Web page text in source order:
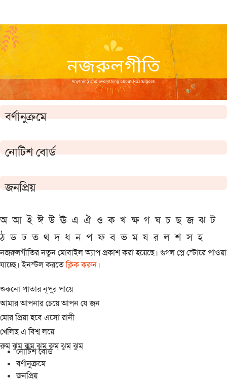
বর্ণানুক্রমে
নোটিশ বোর্ড
জনপ্রিয়
অ আ ই ঈ উ ঊ এ ঐ ও ক খ ক্ষ গ ঘ চ ছ জ ঝ ট
ঠ ড ঢ ত থ দ ধ ন প ফ ব ভ ম য র ল শ স হ
নজরুলগীতির নতুন মোবাইল অ্যাপ প্রকাশ করা হয়েছে। গুগল প্লে স্টোরে পাওয়া
যাচ্ছে। ইনস্টল করতেক্লিক করুন।
শুকনো পাতার নূপুর পায়ে
আমার আপনার চেয়ে আপন যে জন
মোর প্রিয়া হবে এসো রানী
খেলিছ এ বিশ্ব লয়ে
রুম্ ঝুম্ ঝুম্ ঝুম্ রুম্ ঝুম্ ঝুম্
নোটিশ বোর্ড
বর্ণানুক্রমে
জনপ্রিয়